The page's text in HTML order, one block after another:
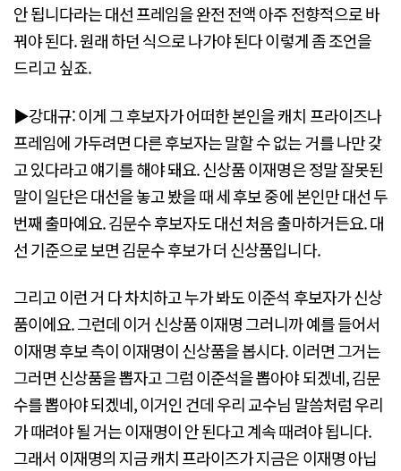
안 됩니다라는 대선 프레임을 완전 전액 아주 전향적으로 바
꿔야 된다. 원래 하던 식으로 나가야 된다 이렇게 좀 조언을
드리고 싶죠.
▶강대규: 이게 그 후보자가 어떠한 본인을 캐치 프라이즈나
프레임에 가두려면 다른 후보자는 말할 수 없는 거를 나만 갖
고 있다라고 얘기를 해야 돼요. 신상품 이재명은 정말 잘못된
말이 일단은 대선을 놓고 봤을 때 세 후보 중에 본인만 대선 두
번째 출마예요. 김문수 후보자도 대선 처음 출마하거든요. 대
선 기준으로 보면 김문수 후보가 더 신상품입니다.
그리고 이런 거 다 차치하고 누가 봐도 이준석 후보자가 신상
품이에요. 그런데 이거 신상품 이재명 그러니까 예를 들어서
이재명 후보 측이 이재명이 신상품을 봅시다. 이러면 그거는
그러면 신상품을 뽑자고 그럼 이준석을 뽑아야 되겠네, 김문
수를 뽑아야 되겠네, 이거인 건데 우리 교수님 말씀처럼 우리
가 때려야 될 거는 이재명이 안 된다고 계속 때려야 됩니다.
그래서 이재명의 지금 캐치 프라이즈가 지금은 이재명 아닙